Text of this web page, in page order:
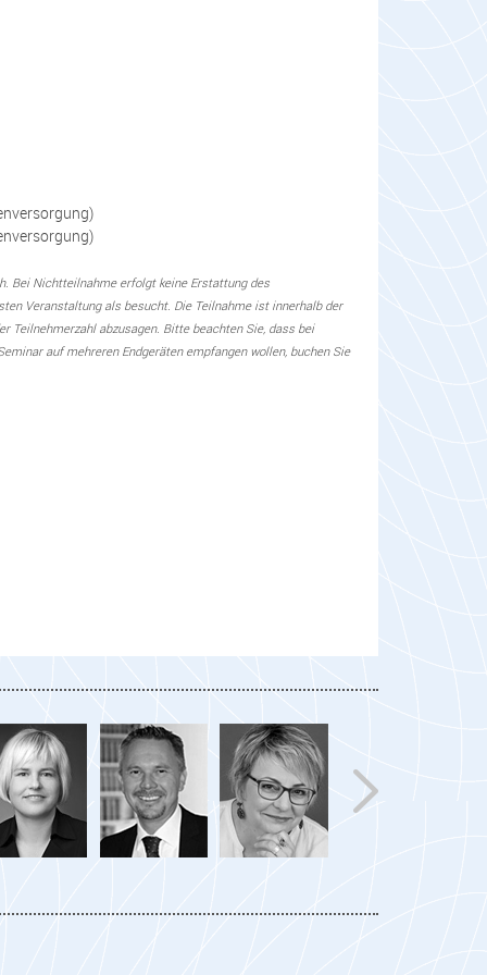
Bei Nichtteilnahme erfolgt keine Erstattung des
Veranstaltung als besucht. Die Teilnahme ist innerhalb der
abzusagen. Bitte beachten Sie, dass bei
auf mehreren Endgeräten empfangen wollen, buchen Sie